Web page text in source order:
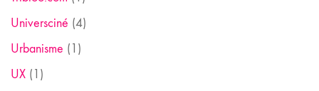
Universciné (4)
Urbanisme (1)
UX (1)